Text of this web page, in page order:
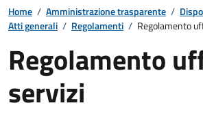
Home / Amministrazione trasparente /
Atti generali / Regolamenti / Regolamento
Regolamento
servizi